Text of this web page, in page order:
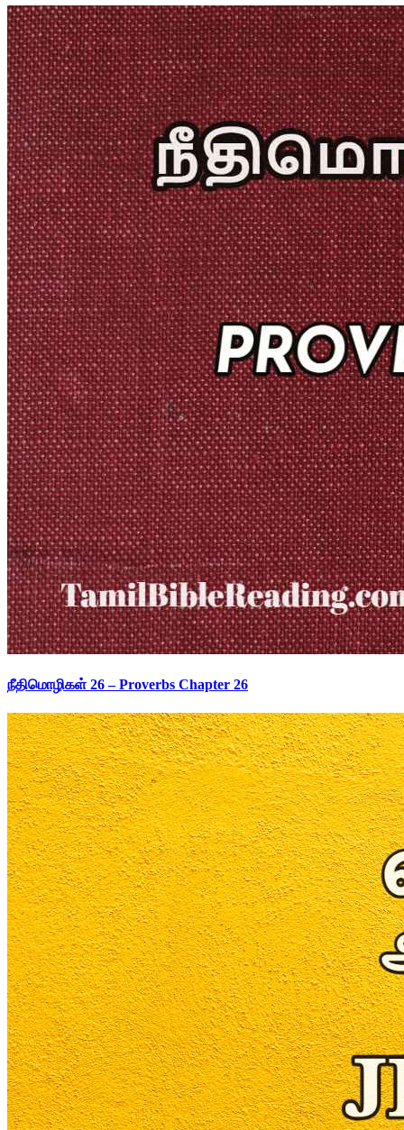
நீதிமொழிகள் 26 – Proverbs Chapter 26